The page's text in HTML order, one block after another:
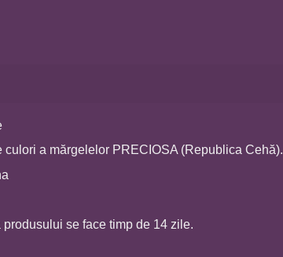
culori a mărgelelor PRECIOSA (Republica Cehă).
se face timp de 14 zile.